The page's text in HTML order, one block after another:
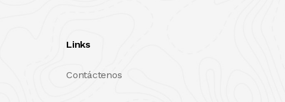
Links
Contáctenos